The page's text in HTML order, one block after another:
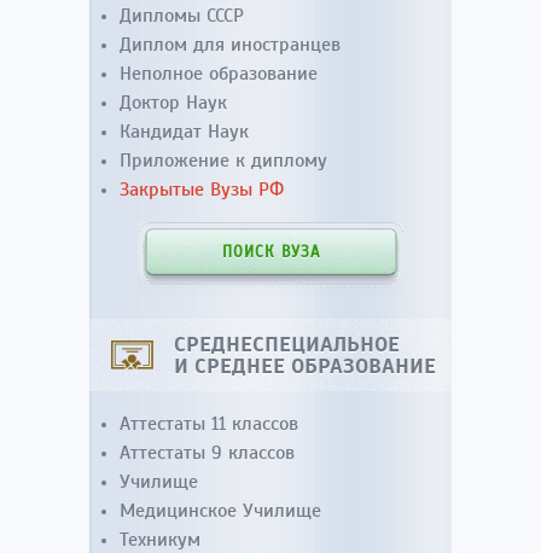
Дипломы СССР
Диплом для иностранцев
Неполное образование
Доктор Наук
Кандидат Наук
Приложение к диплому
Закрытые Вузы РФ
ПОИСК ВУЗА
СРЕДНЕСПЕЦИАЛЬНОЕ
И СРЕДНЕЕ ОБРАЗОВАНИЕ
Аттестаты 11 классов
Аттестаты 9 классов
Училище
Медицинское Училище
Техникум